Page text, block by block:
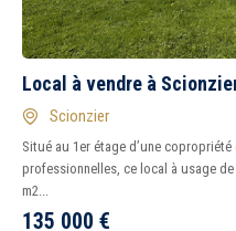
Local à vendre à
Scionzier
Situé au 1er étage d’une
professionnelles, ce local à usage
m2...
135 000 €